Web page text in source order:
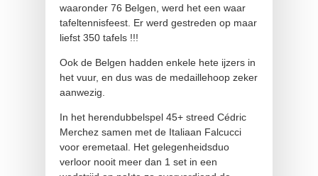
waaronder 76 Belgen, werd het een waar
tafeltennisfeest. Er werd gestreden op maar
liefst 350 tafels !!!
Ook de Belgen hadden enkele hete ijzers in
het vuur, en dus was de medaillehoop zeker
aanwezig.
In het herendubbelspel 45+ streed Cédric
Merchez samen met de Italiaan Falcucci
voor eremetaal. Het gelegenheidsduo
verloor nooit meer dan 1 set in een